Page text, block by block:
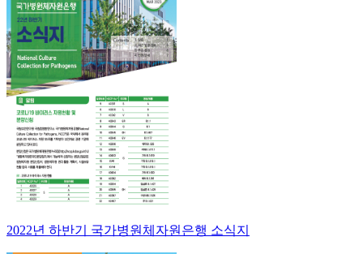
2022년 하반기 국가병원체자원은행 소식지